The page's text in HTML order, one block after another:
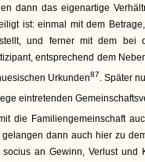
dann das eigenartige
ist: einmal mit dem
und ferner mit dem bei
entsprechend dem
Urkunden87. Später
eintretenden
die Familiengemeinschaft
gelangen dann auch hier zu
socius an Gewinn, Verlust und